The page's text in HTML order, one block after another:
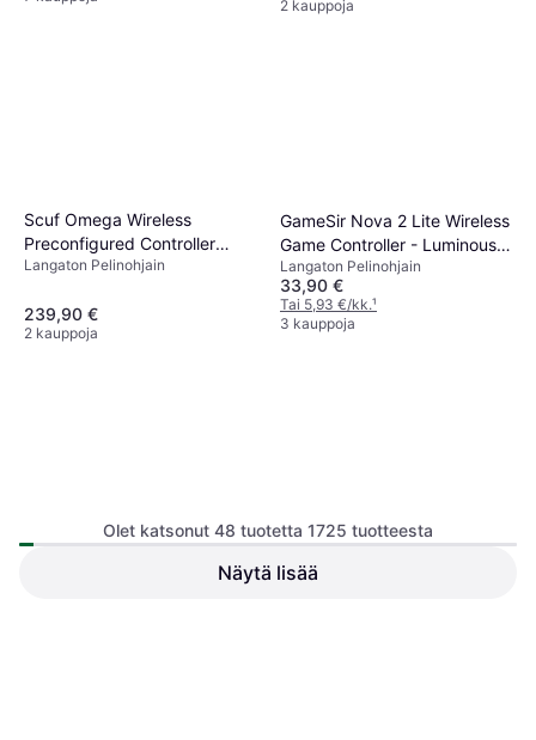
2 kauppoja
Scuf Omega Wireless
Preconfigured Controller
White
Langaton Pelinohjain
239,90 €
2 kauppoja
GameSir Nova 2 Lite Wireless
Game Controller - Luminous
White
Langaton Pelinohjain
33,90 €
Tai 5,93 €/kk.¹
3 kauppoja
Thrustmaster TCA Captain
Sony PS5 DualSense
Olet katsonut 48 tuotetta 1725 tuotteesta
Näytä lisää